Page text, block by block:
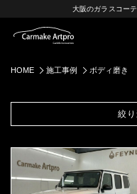
大阪のガラスコー
HOME 施工事例 ボディ磨き
絞